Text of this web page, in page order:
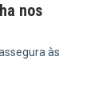
nos
às